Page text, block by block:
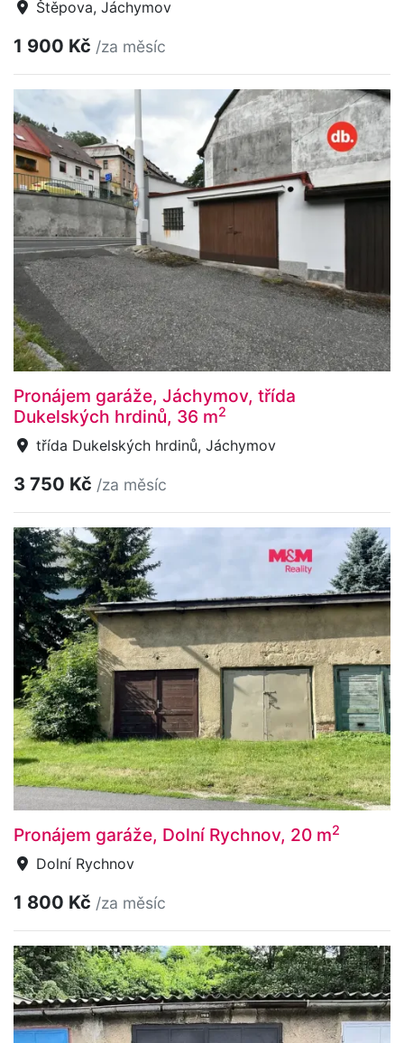
Štěpova, Jáchymov
1 900 Kč /za měsíc
Pronájem garáže, Jáchymov, třída
Dukelských hrdinů, 36 m2
třída Dukelských hrdinů, Jáchymov
3 750 Kč /za měsíc
Pronájem garáže, Dolní Rychnov, 20 m2
Dolní Rychnov
1 800 Kč /za měsíc